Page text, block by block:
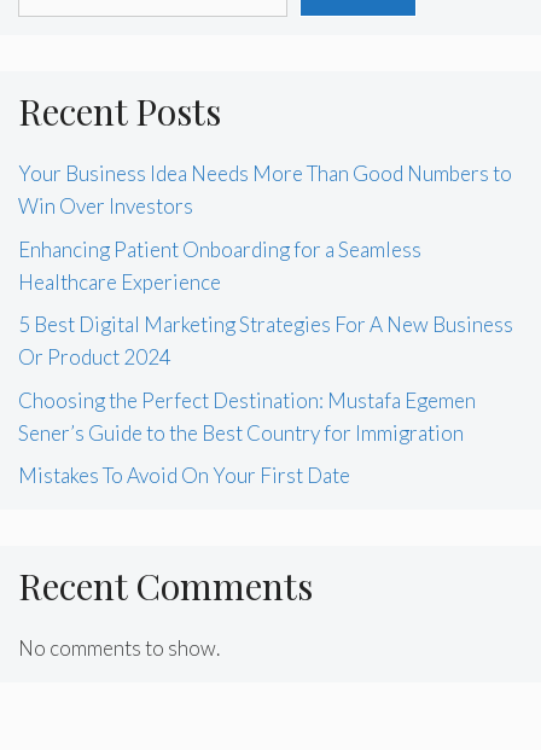
Recent Posts
Your Business Idea Needs More Than Good Numbers to
Win Over Investors
Enhancing Patient Onboarding for a Seamless
Healthcare Experience
5 Best Digital Marketing Strategies For A New Business
Or Product 2024
Choosing the Perfect Destination: Mustafa Egemen
Sener’s Guide to the Best Country for Immigration
Mistakes To Avoid On Your First Date
Recent Comments
No comments to show.